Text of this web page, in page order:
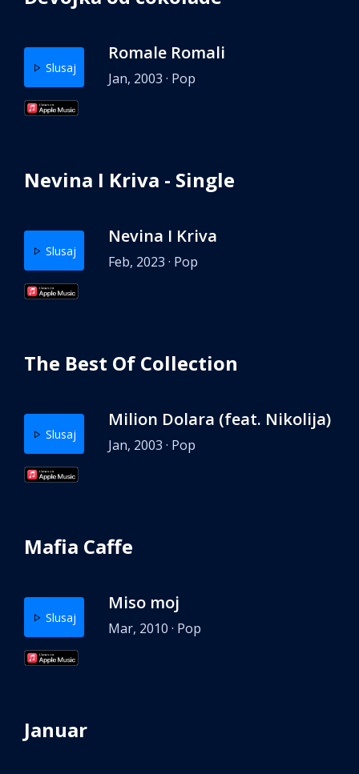
Slusaj
Romale Romali
Jan, 2003 · Pop
Nevina I Kriva - Single
Slusaj
Nevina I Kriva
Feb, 2023 · Pop
The Best Of Collection
Slusaj
Milion Dolara (feat. Nikolija)
Jan, 2003 · Pop
Mafia Caffe
Slusaj
Miso moj
Mar, 2010 · Pop
Januar